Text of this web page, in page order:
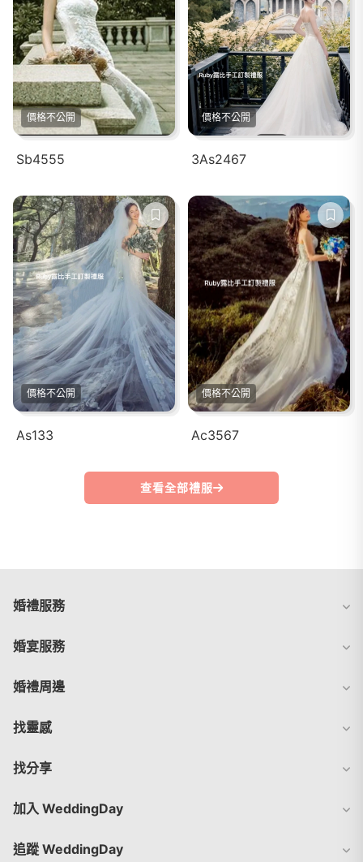
價格不公開
Sb4555
價格不公開
3As2467
價格不公開
As133
價格不公開
Ac3567
查看全部禮服
婚禮服務
婚宴服務
婚禮周邊
找靈感
找分享
加入 WeddingDay
追蹤 WeddingDay